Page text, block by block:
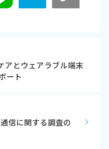
アとウェアラブル端末
ート
信に関する調査の